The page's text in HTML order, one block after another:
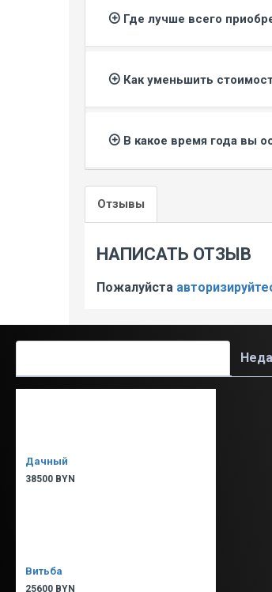
Где лучше всего
Как уменьшить
В какое время года вы
Отзывы
НАПИСАТЬ ОТЗЫВ
Пожалуйста
Дачный
38500 BYN
Витьба
25600 BYN